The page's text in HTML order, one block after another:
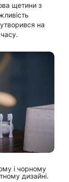
щетини з
на
і чорному
дизайні.